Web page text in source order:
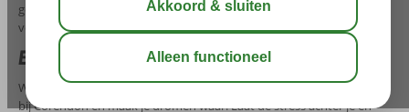
gewoon wilt ontspannen op het strand, bij Corendon hebben we
voor ieder wat wils.
Boek je luxe vakantie naar Kos
Waar wacht je nog op? Boek vandaag nog je luxe vakantie naar Kos
bij Corendon en maak je dromen waar. Laat de stress achter je en